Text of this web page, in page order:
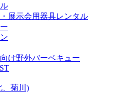
展示会用器具レンタル
け野外バーベキュー
、菊川)